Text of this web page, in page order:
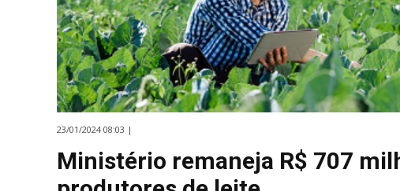
23/01/2024 08:03 |
Ministério remaneja R$ 707